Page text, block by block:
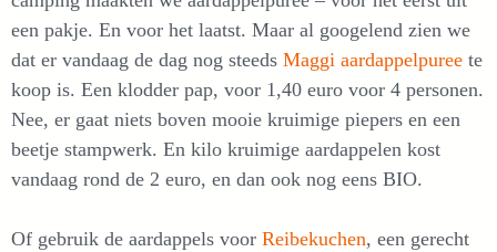
een pakje. En voor het laatst. Maar al googelend zien we
dat er vandaag de dag nog steeds Maggi aardappelpuree te
koop is. Een klodder pap, voor 1,40 euro voor 4 personen.
Nee, er gaat niets boven mooie kruimige piepers en een
beetje stampwerk. En kilo kruimige aardappelen kost
vandaag rond de 2 euro, en dan ook nog eens BIO.
Of gebruik de aardappels voor Reibekuchen, een gerecht